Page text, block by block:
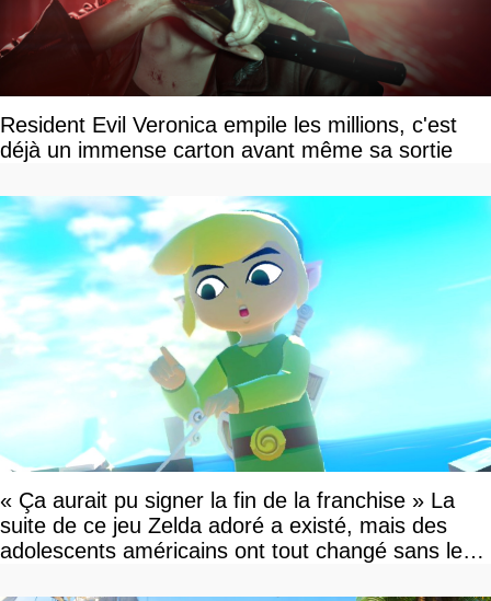
Resident Evil Veronica empile les millions, c'est
déjà un immense carton avant même sa sortie
« Ça aurait pu signer la fin de la franchise » La
suite de ce jeu Zelda adoré a existé, mais des
adolescents américains ont tout changé sans le